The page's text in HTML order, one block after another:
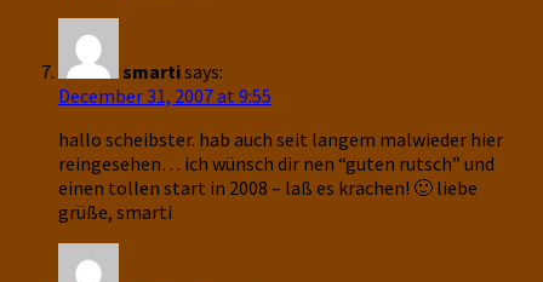
smartisays:
December 31, 2007 at 9:55
hallo scheibster. hab auch seit langem malwieder hier
reingesehen… ich wünsch dir nen “guten rutsch” und
einen tollen start in 2008 – laß es krachen! 🙂 liebe
grüße, smarti